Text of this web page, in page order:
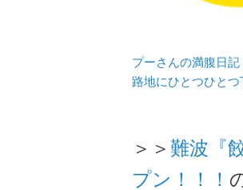
プーさんの満腹日
路地にひとつひと
＞＞ 難波『
プン！！！